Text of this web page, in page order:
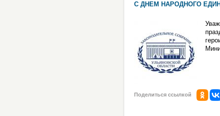
С ДНЕМ НАРОДНОГО
Поделиться ссылкой